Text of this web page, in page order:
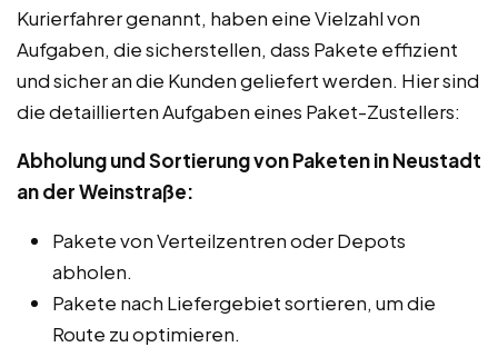
Kurierfahrer genannt, haben eine Vielzahl von
Aufgaben, die sicherstellen, dass Pakete effizient
und sicher an die Kunden geliefert werden. Hier sind
die detaillierten Aufgaben eines Paket-Zustellers:
Abholung und Sortierung von Paketen in Neustadt
an der Weinstraße:
Pakete von Verteilzentren oder Depots
abholen.
Pakete nach Liefergebiet sortieren, um die
Route zu optimieren.